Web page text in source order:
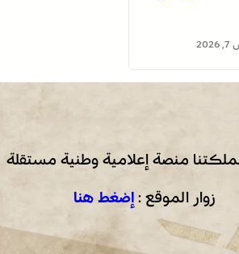
منصة إعلامية وطنية مستقلة
زوار الموقع : إضغط هنا